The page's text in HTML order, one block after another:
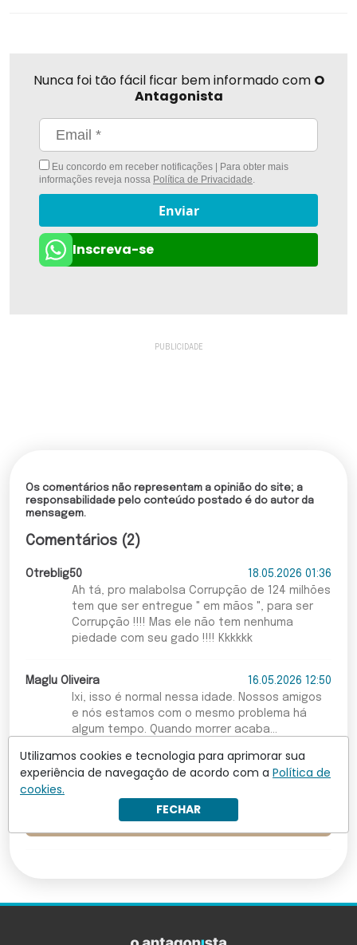
Nunca foi tão fácil ficar bem informado com O
Antagonista
Eu concordo em receber notificações | Para obter mais
informações reveja nossa Política de Privacidade.
Enviar
Inscreva-se
Os comentários não representam a opinião do site; a
responsabilidade pelo conteúdo postado é do autor da
mensagem.
Comentários (2)
Otreblig50
18.05.2026 01:36
Ah tá, pro malabolsa Corrupção de 124 milhões
tem que ser entregue " em mãos ", para ser
Corrupção !!!! Mas ele não tem nenhuma
piedade com seu gado !!!! Kkkkkk
Maglu Oliveira
16.05.2026 12:50
Ixi, isso é normal nessa idade. Nossos amigos
e nós estamos com o mesmo problema há
algum tempo. Quando morrer acaba...
Torne-se um assinante para comentar
Leia mais comentários
Utilizamos cookies e tecnologia para aprimorar sua
experiência de navegação de acordo com a Política de
cookies.
FECHAR